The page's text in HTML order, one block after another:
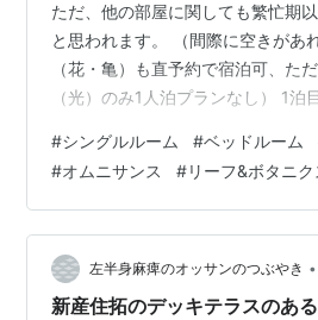
ただ、他の部屋に関しても繁忙期
と思われます。 （間際に空きがあ
（花・亀）も直予約で宿泊可、た
（光）のみ1人泊プランなし） 1泊
室は明と星（デッキテラス付き和
す。 明の玄関ドア。 ドアはオート
ん。 内玄関にはさりげなく生花が
せていただきました。 客室の間取
ドやデスクが見えます。 玄関から
パウダールーム。 こ…
#シングルルーム #ベッドルーム
#オムニサンス #リーフ&ボタニク
左半身麻痺のオッサンのつぶやき •
新産住拓のデッキテラスのあ